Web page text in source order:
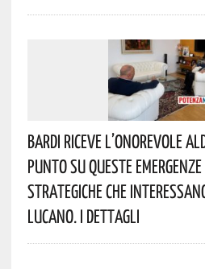
Bardi Riceve L’onorevole
Punto Su Queste
Strategiche Che
Lucano. I Dettagli